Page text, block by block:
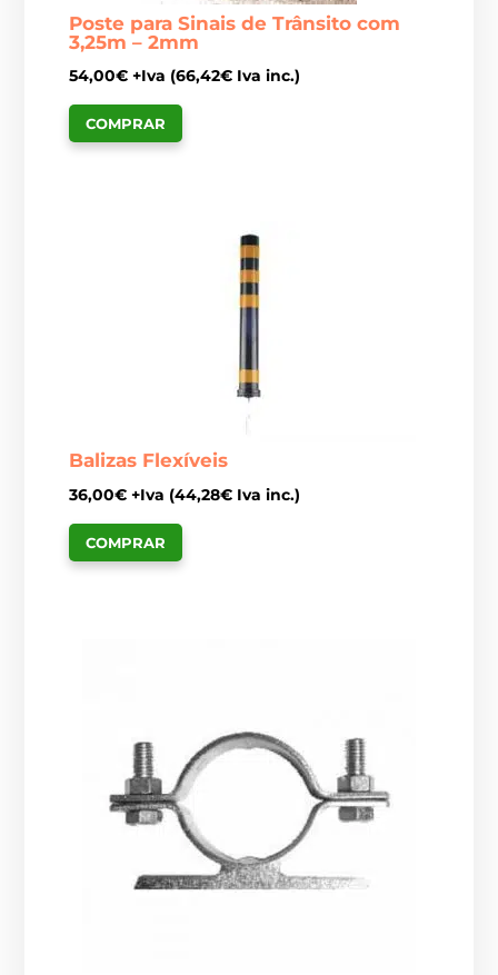
Poste para Sinais de Trânsito com
3,25m – 2mm
54,00€ +Iva (66,42€ Iva inc.)
COMPRAR
Balizas Flexíveis
36,00€ +Iva (44,28€ Iva inc.)
COMPRAR